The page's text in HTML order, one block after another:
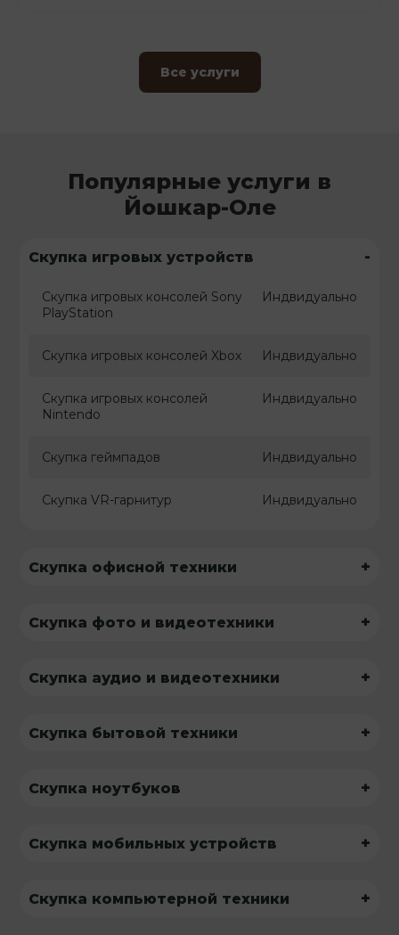
Все услуги
Популярные услуги в
Йошкар-Оле
Скупка игровых устройств -
Скупка игровых консолей Sony
PlayStation
Индвидуально
Скупка игровых консолей Xbox Индвидуально
Скупка игровых консолей
Nintendo
Индвидуально
Скупка геймпадов Индвидуально
Скупка VR-гарнитур Индвидуально
Скупка офисной техники +
Скупка фото и видеотехники +
Скупка аудио и видеотехники +
Скупка бытовой техники +
Скупка ноутбуков +
Скупка мобильных устройств +
Скупка компьютерной техники +